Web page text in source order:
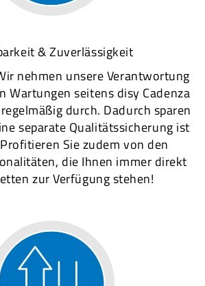
& Zuverlässigkeit
nehmen unsere Verantwortung
Wartungen seitens disy Cadenza
durch. Dadurch sparen
separate Qualitätssicherung ist
Sie zudem von den
die Ihnen immer direkt
zur Verfügung stehen!